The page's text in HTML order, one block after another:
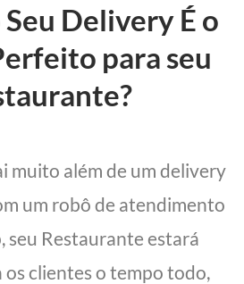
Delivery É o
para seu
muito além de um delivery
um robô de atendimento
seu Restaurante estará
clientes o tempo todo,